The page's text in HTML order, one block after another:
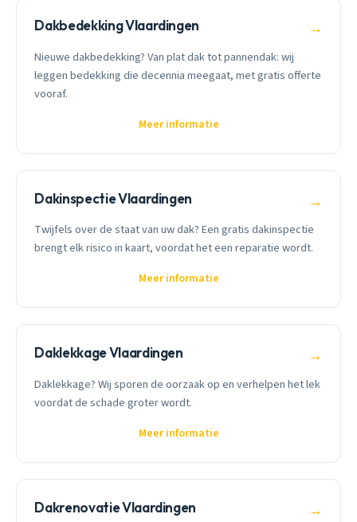
Dakbedekking Vlaardingen →
Nieuwe dakbedekking? Van plat dak tot pannendak: wij
leggen bedekking die decennia meegaat, met gratis offerte
vooraf.
Meer informatie
Dakinspectie Vlaardingen →
Twijfels over de staat van uw dak? Een gratis dakinspectie
brengt elk risico in kaart, voordat het een reparatie wordt.
Meer informatie
Daklekkage Vlaardingen →
Daklekkage? Wij sporen de oorzaak op en verhelpen het lek
voordat de schade groter wordt.
Meer informatie
Dakrenovatie Vlaardingen →